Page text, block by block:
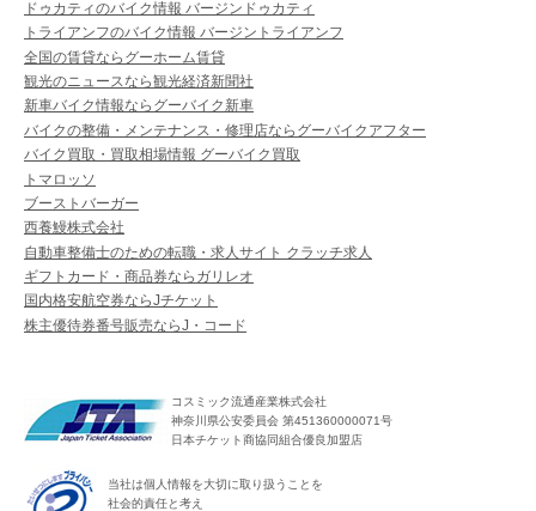
ドゥカティのバイク情報 バージンドゥカティ
トライアンフのバイク情報 バージントライアンフ
全国の賃貸ならグーホーム賃貸
観光のニュースなら観光経済新聞社
新車バイク情報ならグーバイク新車
バイクの整備・メンテナンス・修理店ならグーバイクアフター
バイク買取・買取相場情報 グーバイク買取
トマロッソ
ブーストバーガー
西養鰻株式会社
自動車整備士のための転職・求人サイト クラッチ求人
ギフトカード・商品券ならガリレオ
国内格安航空券ならJチケット
株主優待券番号販売ならJ・コード
コスミック流通産業株式会社
神奈川県公安委員会 第451360000071号
日本チケット商協同組合優良加盟店
当社は個人情報を大切に取り扱うことを
社会的責任と考え